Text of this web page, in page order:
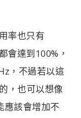
率也只有
會達到100%，
，不過若以這
，也可以想像
應該會增加不